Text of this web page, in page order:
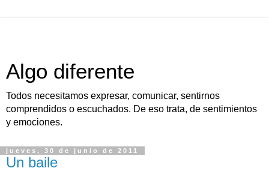
Algo diferente
Todos necesitamos expresar, comunicar, sentirnos
comprendidos o escuchados. De eso trata, de sentimientos
y emociones.
jueves, 30 de junio de 2011
Un baile